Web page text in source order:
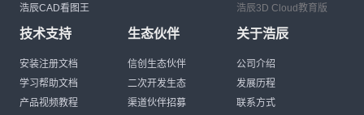
浩辰CAD看图王
浩辰3D Cloud教育版
技术支持
安装注册文档
学习帮助文档
产品视频教程
生态伙伴
信创生态伙伴
二次开发生态
渠道伙伴招募
关于浩辰
公司介绍
发展历程
联系方式